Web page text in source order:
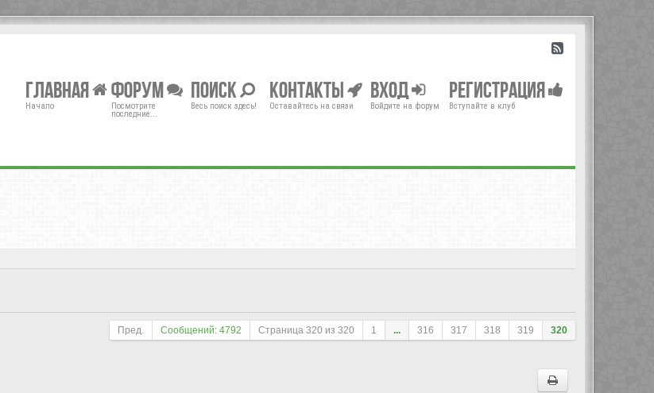
Главная
Начало
Форум
Посмотрите
последние...
Поиск
Весь поиск здесь!
Контакты
Оставайтесь на связи
Вход
Войдите на форум
Регистрация
Вступайте в клуб
Пред. Сообщений: 4792 Страница 320 из 320 1 ... 316 317 318 319 320